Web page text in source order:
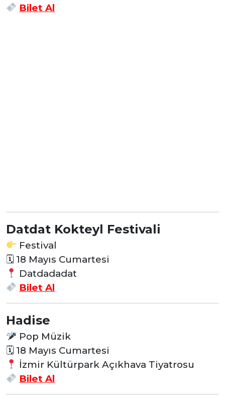
Bilet Al
Datdat Kokteyl Festivali
Festival
🗓 18 Mayıs Cumartesi
Datdadadat
Bilet Al
Hadise
Pop Müzik
🗓 18 Mayıs Cumartesi
İzmir Kültürpark Açıkhava Tiyatrosu
Bilet Al